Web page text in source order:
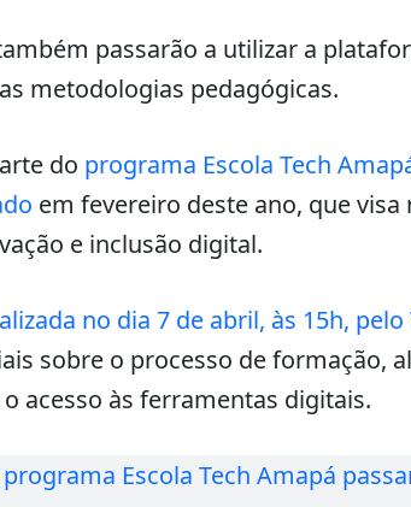
passarão a utilizar a
metodologias pedagógicas.
do programa Escola Tech
em fevereiro deste ano, que
e inclusão digital.
no dia 7 de abril, às 15h, pelo
sobre o processo de formação,
acesso às ferramentas digitais.